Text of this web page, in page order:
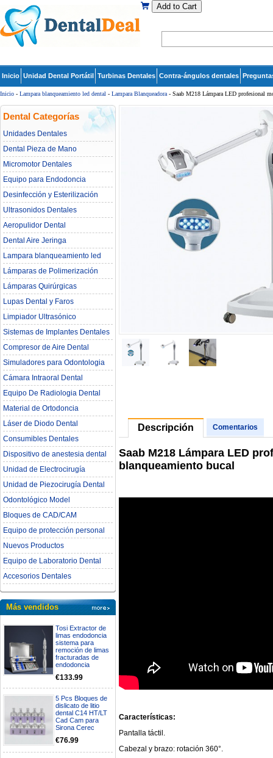
Add to Cart
Inicio Unidad Dental Portátil Turbinas Dentales Contra-ángulos dentales
Inicio - Lampara blanqueamiento led dental - Lampara Blanqueadora - Saab M218 Lámpara LED profesional
Dental Categorías
Unidades Dentales
Dental Pieza de Mano
Micromotor Dentales
Equipo para Endodoncia
Desinfección y Esterilización
Ultrasonidos Dentales
Aeropulidor Dental
Dental Aire Jeringa
Lampara blanqueamiento led
dental
Lámparas de Polimerización
Lámparas Quirúrgicas
Lupas Dental y Faros
Limpiador Ultrasónico
Sistemas de Implantes Dentales
Compresor de Aire Dental
Simuladores para Odontologia
Cámara Intraoral Dental
Equipo De Radiologia Dental‎
Material de Ortodoncia
Láser de Diodo Dental
Consumibles Dentales
Dispositivo de anestesia dental
Unidad de Electrocirugía
Unidad de Piezocirugía Dental
Odontológico Model
Bloques de CAD/CAM
Equipo de protección personal
Nuevos Productos
Equipo de Laboratorio Dental
Accesorios Dentales
Más vendidos
Tosi Extractor de
limas endodoncia
sistema para
remoción de limas
fracturadas de
endodoncia
€133.99
5 Pcs Bloques de
dislicato de litio
dental C14 HT/LT
Cad Cam para
Sirona Cerec
€76.99
Descripción Comentarios
Saab M218 Lámpara LED
blanqueamiento bucal
Características:
Pantalla táctil.
Cabezal y brazo: rotación 360°.